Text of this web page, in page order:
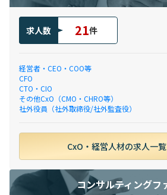
求人数 21件
経営者・CEO・COO等
CFO
CTO・CIO
その他CxO（CMO・CHRO等）
社外役員（社外取締役/社外監査役）
CxO・経営人材の求人一
コンサルティングフ